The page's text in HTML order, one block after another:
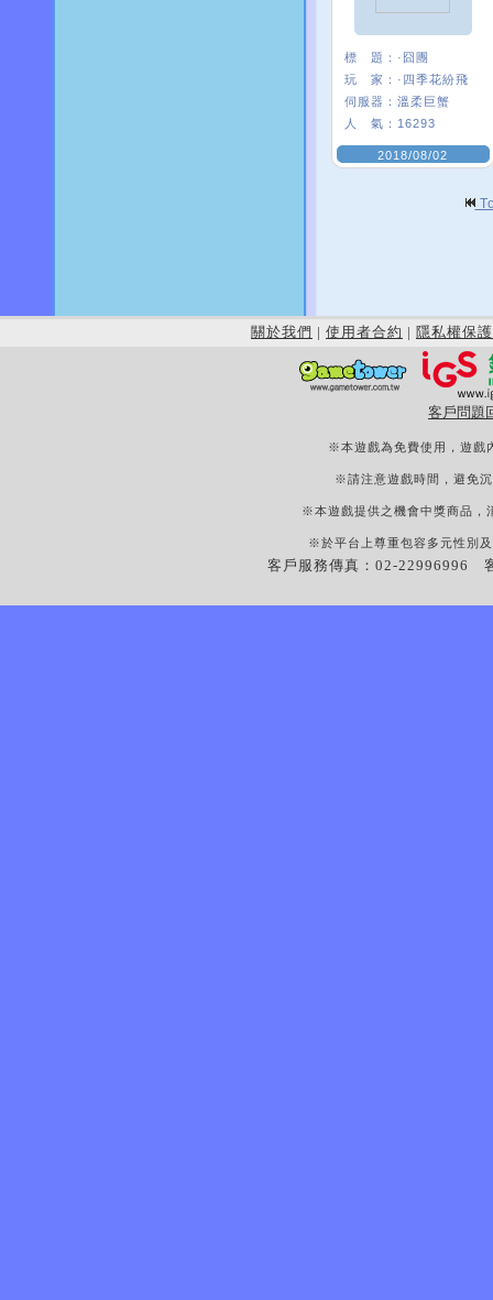
標 題： ·囧團
玩 家： ·四季花紛飛
伺服器： 溫柔巨蟹
人 氣： 16293
2018/08/02
關於我們 | 使用者合約 | 隱私權保護
客戶問題
※本遊戲為免費使用，遊戲
※請注意遊戲時間，避免
※本遊戲提供之機會中獎商品，
※於平台上尊重包容多元性別
客戶服務傳真：02-22996996